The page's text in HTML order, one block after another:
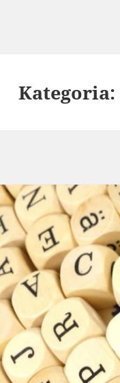
Kategoria: